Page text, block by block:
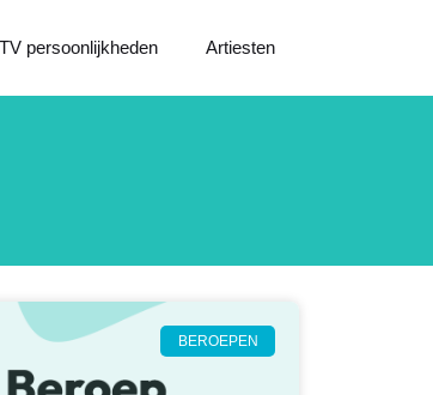
TV persoonlijkheden Artiesten
BEROEPEN